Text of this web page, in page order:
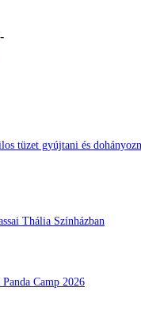
tüzet gyújtani és
Thália Színházban
Camp 2026